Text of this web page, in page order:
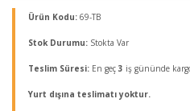
Ürün Kodu: 69-TB
Stok Durumu: Stokta Var
Teslim Süresi: En geç 3 iş gününde
Yurt dışına teslimatı yoktur.